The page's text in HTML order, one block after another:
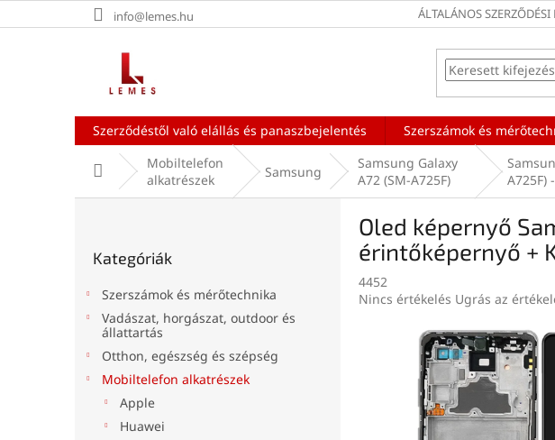
a
info@lemes.hu ÁLTALÁNOS SZERZŐDÉSI
Szerződéstől való elállás és panaszbejelentés Szerszámok és
KezdőlapMobiltelefon
alkatrészek
Samsung
Samsung Galaxy
A72 (SM-A725F)
A725F)
átugrása
Kategóriák
Szerszámok és mérőtechnika
Vadászat, horgászat, outdoor és
állattartás
Otthon, egészség és szépség
Mobiltelefon alkatrészek
Apple
Huawei
Oled képernyő
érintőképernyő +
4452
A
Nincs értékelés Ugrás az